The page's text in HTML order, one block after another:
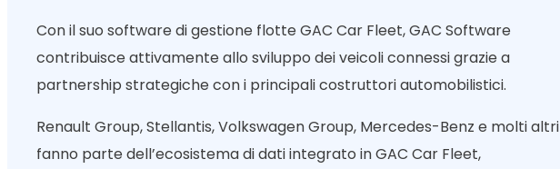
Con il suo software di gestione flotte GAC Car Fleet, GAC Software
contribuisce attivamente allo sviluppo dei veicoli connessi grazie a
partnership strategiche con i principali costruttori automobilistici.
Renault Group, Stellantis, Volkswagen Group, Mercedes-Benz e molti altri
fanno parte dell’ecosistema di dati integrato in GAC Car Fleet,